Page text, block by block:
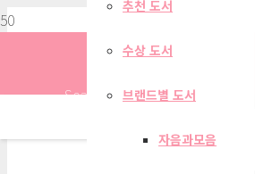
Search
추천 도서
수상 도서
브랜드별 도서
자음과모음